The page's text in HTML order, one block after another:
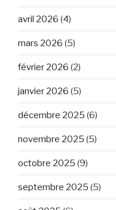
avril 2026 (4)
mars 2026 (5)
février 2026 (2)
janvier 2026 (5)
décembre 2025 (6)
novembre 2025 (5)
octobre 2025 (9)
septembre 2025 (5)